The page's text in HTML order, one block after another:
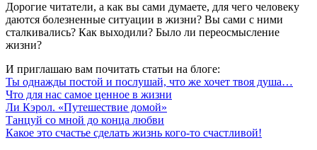
Дорогие читатели, а как вы сами думаете, для чего человеку
даются болезненные ситуации в жизни? Вы сами с ними
сталкивались? Как выходили? Было ли переосмысление
жизни?
И приглашаю вам почитать статьи на блоге:
Ты однажды постой и послушай, что же хочет твоя душа…
Что для нас самое ценное в жизни
Ли Кэрол. «Путешествие домой»
Танцуй со мной до конца любви
Какое это счастье сделать жизнь кого-то счастливой!